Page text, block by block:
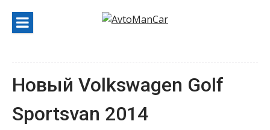
содержанию
Новый Volkswagen Golf
Sportsvan 2014